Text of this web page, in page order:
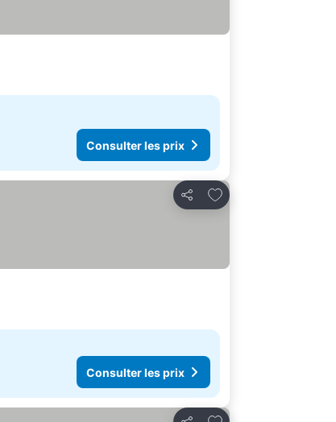
Consulter les prix
Partager
Ajouter à mes favoris
Consulter les prix